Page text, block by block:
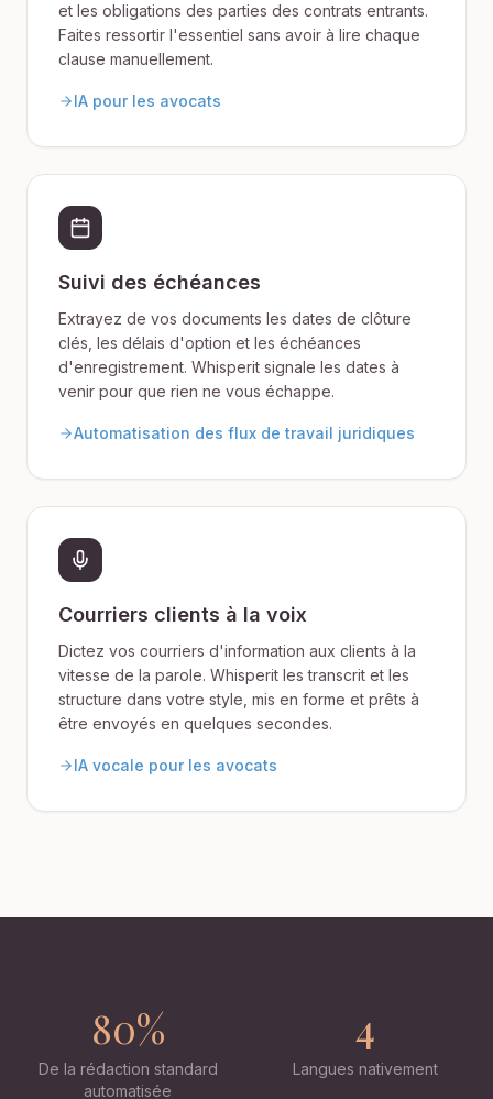
et les obligations des parties des contrats entrants.
Faites ressortir l'essentiel sans avoir à lire chaque
clause manuellement.
IA pour les avocats
Suivi des échéances
Extrayez de vos documents les dates de clôture
clés, les délais d'option et les échéances
d'enregistrement. Whisperit signale les dates à
venir pour que rien ne vous échappe.
Automatisation des flux de travail juridiques
Courriers clients à la voix
Dictez vos courriers d'information aux clients à la
vitesse de la parole. Whisperit les transcrit et les
structure dans votre style, mis en forme et prêts à
être envoyés en quelques secondes.
IA vocale pour les avocats
80%
De la rédaction standard
automatisée
4
Langues nativement